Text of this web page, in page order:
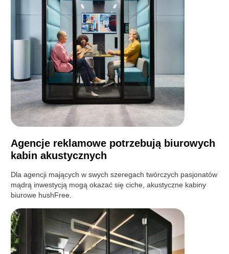
Agencje reklamowe potrzebują biurowych
kabin akustycznych
Dla agencji mających w swych szeregach twórczych pasjonatów
mądrą inwestycją mogą okazać się ciche, akustyczne kabiny
biurowe hushFree.